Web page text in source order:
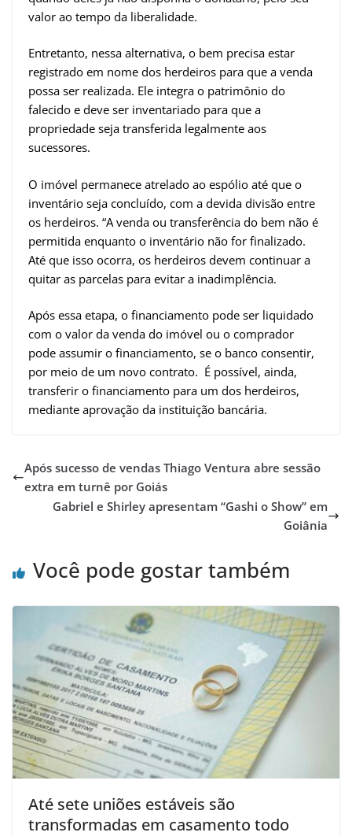
valor ao tempo da liberalidade.
Entretanto, nessa alternativa, o bem precisa estar
registrado em nome dos herdeiros para que a venda
possa ser realizada. Ele integra o patrimônio do
falecido e deve ser inventariado para que a
propriedade seja transferida legalmente aos
sucessores.
O imóvel permanece atrelado ao espólio até que o
inventário seja concluído, com a devida divisão entre
os herdeiros. “A venda ou transferência do bem não é
permitida enquanto o inventário não for finalizado.
Até que isso ocorra, os herdeiros devem continuar a
quitar as parcelas para evitar a inadimplência.
Após essa etapa, o financiamento pode ser liquidado
com o valor da venda do imóvel ou o comprador
pode assumir o financiamento, se o banco consentir,
por meio de um novo contrato. É possível, ainda,
transferir o financiamento para um dos herdeiros,
mediante aprovação da instituição bancária.
Após sucesso de vendas Thiago Ventura abre sessão
extra em turnê por Goiás
Gabriel e Shirley apresentam “Gashi o Show” em
Goiânia
Você pode gostar também
Até sete uniões estáveis são
transformadas em casamento todo